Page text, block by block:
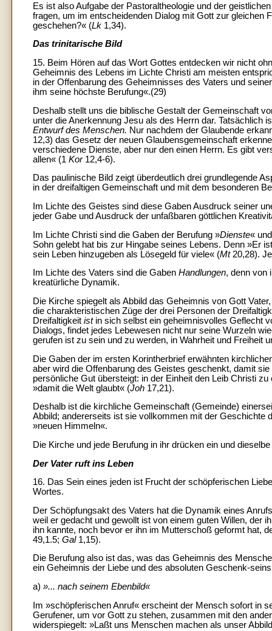
Es ist also Aufgabe der Pastoraltheologie und der
fragen, um im entscheidenden Dialog mit Gott zur gleichen
geschehen?« (Lk 1,34).
Das trinitarische Bild
15. Beim Hören auf das Wort Gottes entdecken wir nicht
Geheimnis des Lebens im Lichte Christi am meisten
in der Offenbarung des Geheimnisses des Vaters und
ihm seine höchste Berufung«.(29)
Deshalb stellt uns die biblische Gestalt der Gemeinschaft
unter die Anerkennung Jesu als des Herrn dar. Tatsächlich
Entwurf des Menschen. Nur nachdem der Glaubende
12,3) das Gesetz der neuen Glaubensgemeinschaft
verschiedene Dienste, aber nur den einen Herrn. Es gibt
allen« (1 Kor 12,4-6).
Das paulinische Bild zeigt überdeutlich drei grundlegende
in der dreifaltigen Gemeinschaft und mit dem besonderen
Im Lichte des Geistes sind diese Gaben Ausdruck seiner
jeder Gabe und Ausdruck der unfaßbaren göttlichen
Im Lichte Christi sind die Gaben der Berufung »Dienste«
Sohn gelebt hat bis zur Hingabe seines Lebens. Denn »Er
sein Leben hinzugeben als Lösegeld für viele« (Mt 20,28).
Im Lichte des Vaters sind die Gaben Handlungen, denn von
kreatürliche Dynamik.
Die Kirche spiegelt als Abbild das Geheimnis von Gott
die charakteristischen Züge der drei Personen der
Dreifaltigkeit istin sich selbst ein geheimnisvolles Geflecht
Dialogs, findet jedes Lebewesen nicht nur seine Wurzeln
gerufen ist zu sein und zu werden, in Wahrheit und Freiheit
Die Gaben der im ersten Korintherbrief erwähnten
aber wird die Offenbarung des Geistes geschenkt, damit
persönliche Gut übersteigt: in der Einheit den Leib Christi
»damit die Welt glaubt« (Joh 17,21).
Deshalb ist die kirchliche Gemeinschaft (Gemeinde)
Abbild; andererseits ist sie vollkommen mit der Geschichte
»neuen Himmeln«.
Die Kirche und jede Berufung in ihr drücken ein und
Der Vater ruft ins Leben
16. Das Sein eines jeden ist Frucht der schöpferischen
Wortes.
Der Schöpfungsakt des Vaters hat die Dynamik eines
weil er gedacht und gewollt ist von einem guten Willen, der
ihn kannte, noch bevor er ihn im Mutterschoß geformt hat,
49,1.5; Gal 1,15).
Die Berufung also ist das, was das Geheimnis des
ein Geheimnis der Liebe und des absoluten Geschenk-
a) »... nach seinem Ebenbild«
Im »schöpferischen Anruf« erscheint der Mensch sofort in
Gerufener, um vor Gott zu stehen, zusammen mit den
widerspiegelt: »Laßt uns Menschen machen als unser